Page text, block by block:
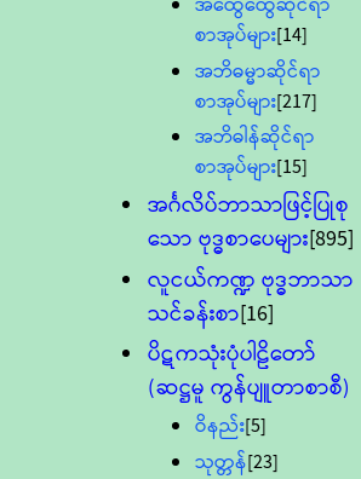
စာအုပ်များ[14]
အဘိဓမ္မာဆိုင်ရာ
စာအုပ်များ[217]
အဘိဓါန်ဆိုင်ရာ
စာအုပ်များ[15]
အင်္ဂလိပ်ဘာသာဖြင့်ပြုစု
သော ဗုဒ္ဓစာပေများ[895]
လူငယ်ကဏ္ဍ ဗုဒ္ဓဘာသာ
သင်ခန်းစာ[16]
ပိဋကသုံးပုံပါဠိတော်
(ဆဋ္ဌမူ ကွန်ပျူတာစာစီ)
ဝိနည်း[5]
သုတ္တန်[23]